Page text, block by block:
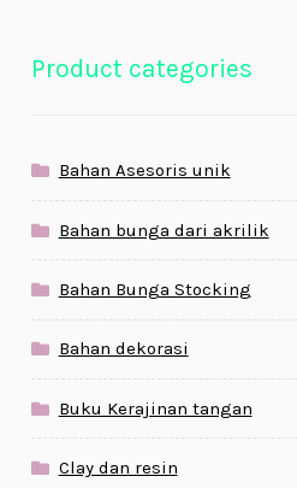
Product categories
Bahan Asesoris unik
Bahan bunga dari akrilik
Bahan Bunga Stocking
Bahan dekorasi
Buku Kerajinan tangan
Clay dan resin